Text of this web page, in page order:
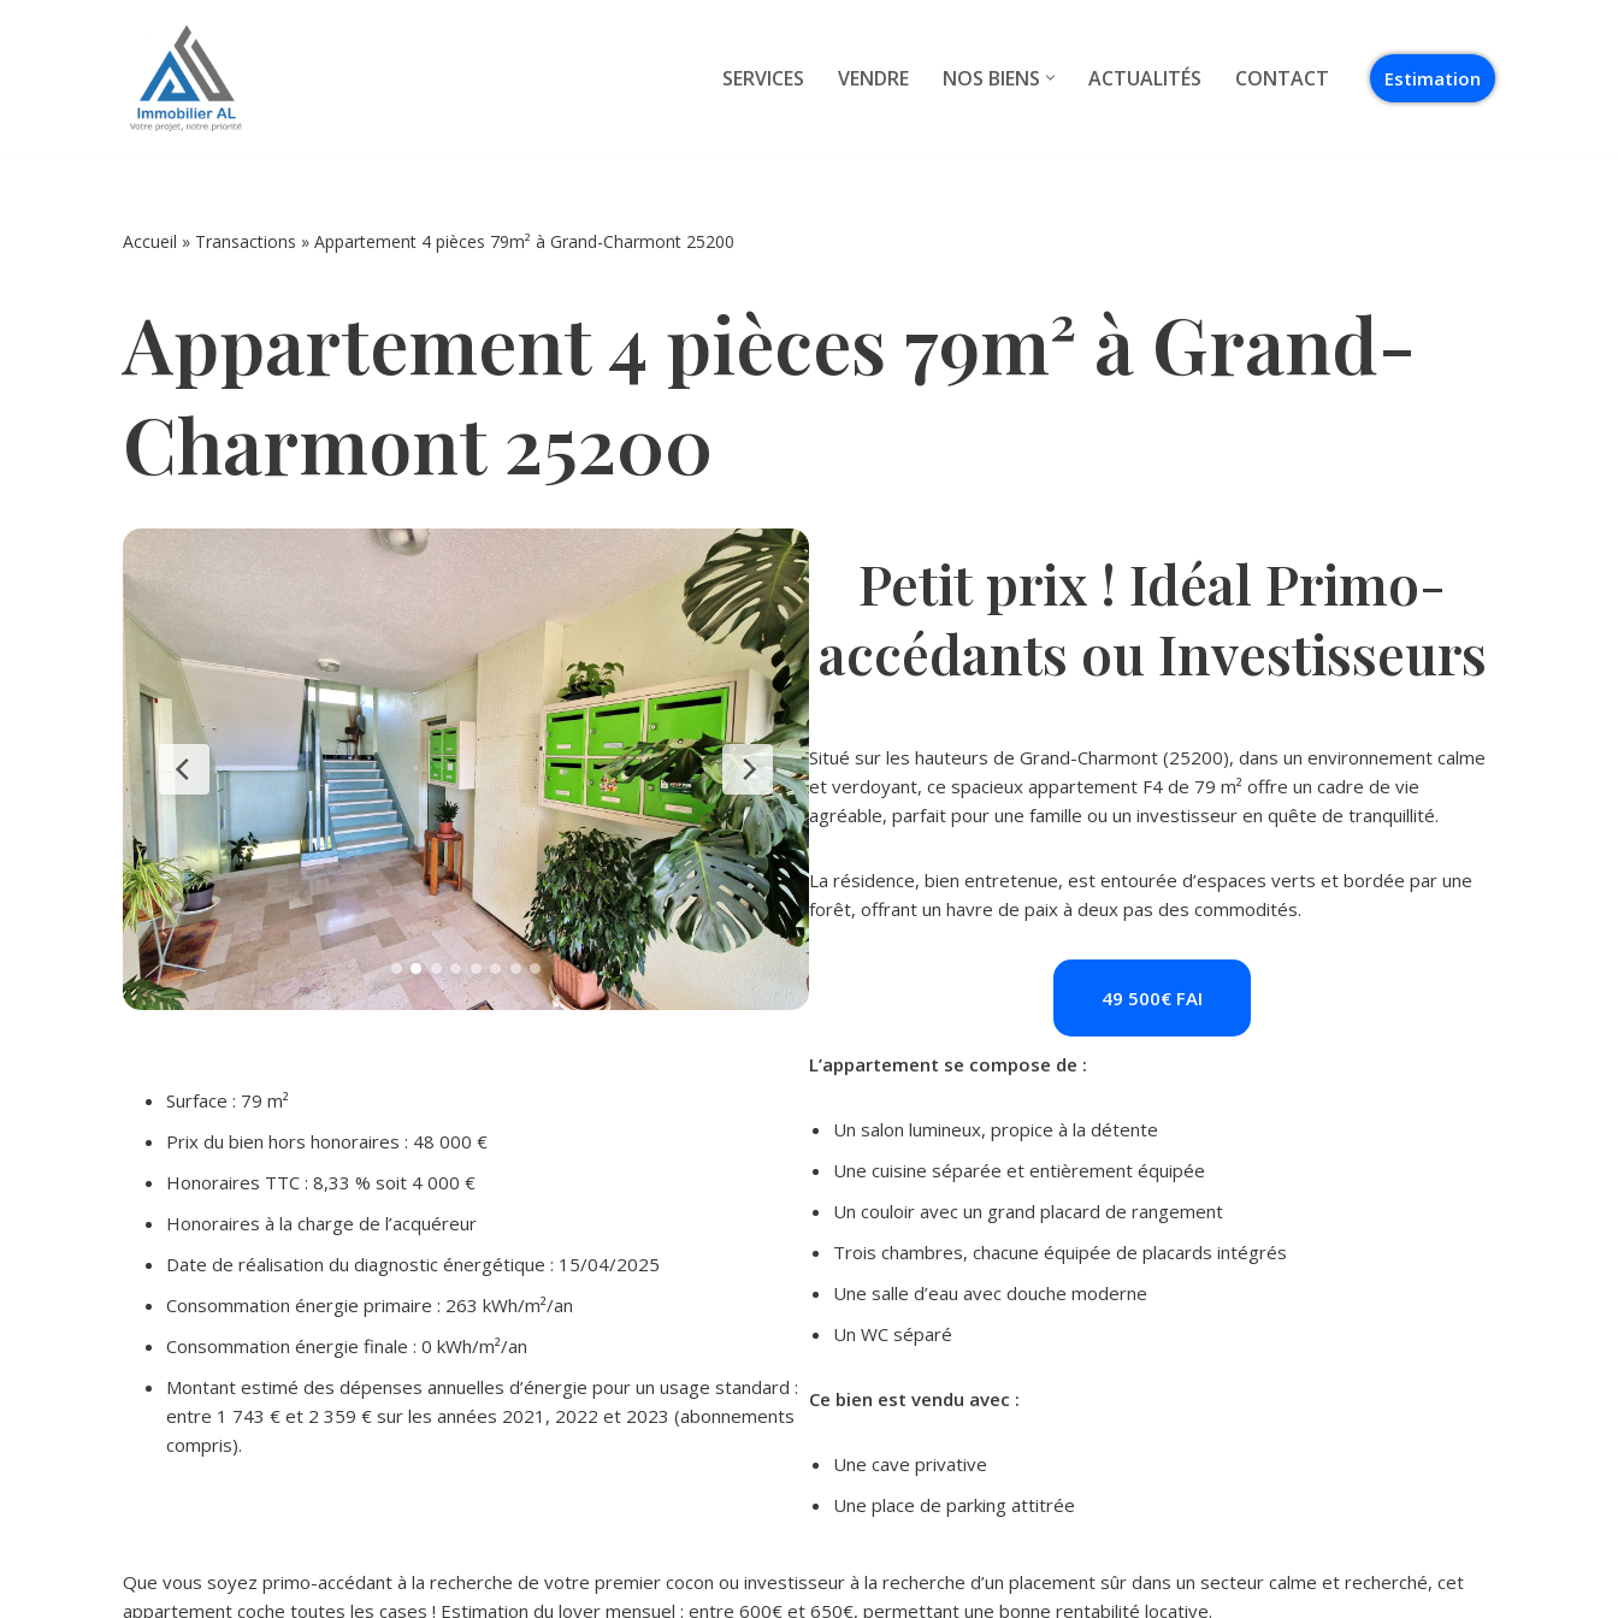
SERVICES VENDRE NOS BIENS ACTUALITÉS CONTACT Estimation
Accueil » Transactions » Appartement 4 pièces 79m² à Grand-Charmont 25200
Appartement 4 pièces 79m² à Grand-
Charmont 25200
Petit prix ! Idéal Primo-
accédants ou Investisseurs
Situé sur les hauteurs de Grand-Charmont (25200), dans un environnement calme
et verdoyant, ce spacieux appartement F4 de 79 m² offre un cadre de vie
agréable, parfait pour une famille ou un investisseur en quête de tranquillité.
La résidence, bien entretenue, est entourée d’espaces verts et bordée par une
forêt, offrant un havre de paix à deux pas des commodités.
49 500€ FAI
Surface : 79 m²
Prix du bien hors honoraires : 48 000 €
Honoraires TTC : 8,33 % soit 4 000 €
Honoraires à la charge de l’acquéreur
Date de réalisation du diagnostic énergétique : 15/04/2025
Consommation énergie primaire : 263 kWh/m²/an
Consommation énergie finale : 0 kWh/m²/an
Montant estimé des dépenses annuelles d’énergie pour un usage standard :
entre 1 743 € et 2 359 € sur les années 2021, 2022 et 2023 (abonnements
compris).
L’appartement se compose de :
Un salon lumineux, propice à la détente
Une cuisine séparée et entièrement équipée
Un couloir avec un grand placard de rangement
Trois chambres, chacune équipée de placards intégrés
Une salle d’eau avec douche moderne
Un WC séparé
Ce bien est vendu avec :
Une cave privative
Une place de parking attitrée
Que vous soyez primo-accédant à la recherche de votre premier cocon ou investisseur à la recherche d’un placement sûr dans un secteur calme et recherché, cet
appartement coche toutes les cases ! Estimation du loyer mensuel : entre 600€ et 650€, permettant une bonne rentabilité locative.